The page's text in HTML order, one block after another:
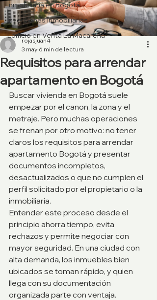
Inmobiliaria en Bogotá
Inversiones Inmobiliarias
Edificio en Venta La Macarena
Requisitos para arrendar
apartamento en Bogotá
rojasjuan4
3 may 6 min de lectura
Buscar vivienda en Bogotá suele
empezar por el canon, la zona y el
metraje. Pero muchas operaciones
se frenan por otro motivo: no tener
claros los requisitos para arrendar
apartamento Bogotá y presentar
documentos incompletos,
desactualizados o que no cumplen el
perfil solicitado por el propietario o la
inmobiliaria.
Entender este proceso desde el
principio ahorra tiempo, evita
rechazos y permite negociar con
mayor seguridad. En una ciudad con
alta demanda, los inmuebles bien
ubicados se toman rápido, y quien
llega con su documentación
organizada parte con ventaja.